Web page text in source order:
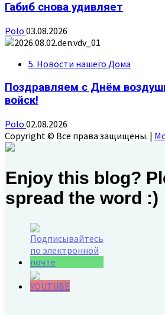
Габиб снова удивляет
Polo 03.08.2026
5. Новости нашего Дома
Поздравляем с Днём
войск!
Polo 02.08.2026
Copyright © Все права защищены. |
Enjoy this blog?
spread the word :)